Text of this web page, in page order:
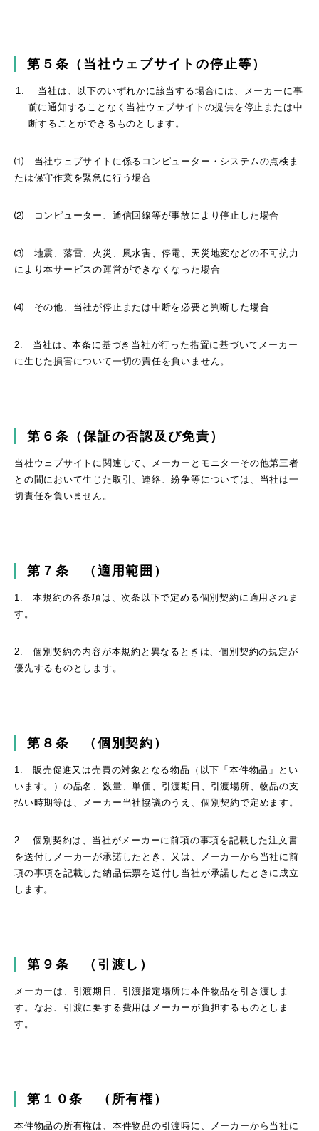
第５条（当社ウェブサイトの停止等）
当社は、以下のいずれかに該当する場合には、メーカーに事
前に通知することなく当社ウェブサイトの提供を停止または中
断することができるものとします。
⑴ 当社ウェブサイトに係るコンピューター・システムの点検ま
たは保守作業を緊急に行う場合
⑵ コンピューター、通信回線等が事故により停止した場合
⑶ 地震、落雷、火災、風水害、停電、天災地変などの不可抗力
により本サービスの運営ができなくなった場合
⑷ その他、当社が停止または中断を必要と判断した場合
2. 当社は、本条に基づき当社が行った措置に基づいてメーカー
に生じた損害について一切の責任を負いません。
第６条（保証の否認及び免責）
当社ウェブサイトに関連して、メーカーとモニターその他第三者
との間において生じた取引、連絡、紛争等については、当社は一
切責任を負いません。
第７条 （適用範囲）
1. 本規約の各条項は、次条以下で定める個別契約に適用されま
す。
2. 個別契約の内容が本規約と異なるときは、個別契約の規定が
優先するものとします。
第８条 （個別契約）
1. 販売促進又は売買の対象となる物品（以下「本件物品」とい
います。）の品名、数量、単価、引渡期日、引渡場所、物品の支
払い時期等は、メーカー当社協議のうえ、個別契約で定めます。
2. 個別契約は、当社がメーカーに前項の事項を記載した注文書
を送付しメーカーが承諾したとき、又は、メーカーから当社に前
項の事項を記載した納品伝票を送付し当社が承諾したときに成立
します。
第９条 （引渡し）
メーカーは、引渡期日、引渡指定場所に本件物品を引き渡しま
す。なお、引渡に要する費用はメーカーが負担するものとしま
す。
第１０条 （所有権）
本件物品の所有権は、本件物品の引渡時に、メーカーから当社に